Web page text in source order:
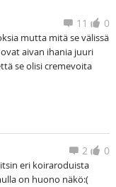
0
11
mutta mitä se välissä
aivan ihania juuri
se olisi cremevoita
0
2
eri koiraroduista
on huono näkö:(